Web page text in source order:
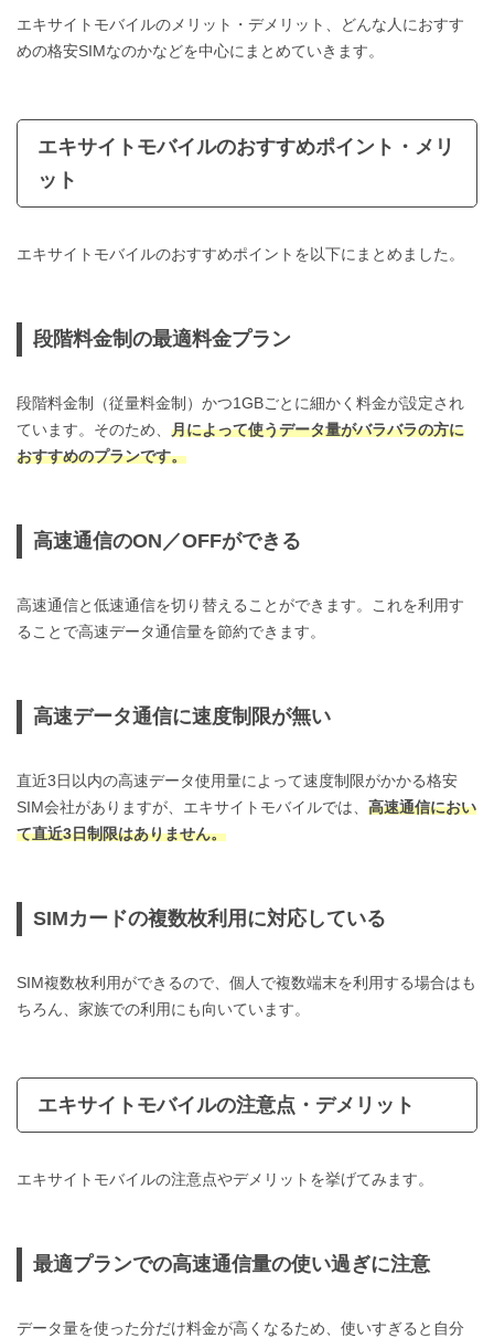
エキサイトモバイルのメリット・デメリット、どんな人におすす
めの格安SIMなのかなどを中心にまとめていきます。
エキサイトモバイルのおすすめポイント・メリ
ット
エキサイトモバイルのおすすめポイントを以下にまとめました。
段階料金制の最適料金プラン
段階料金制（従量料金制）かつ1GBごとに細かく料金が設定され
ています。そのため、 月によって使うデータ量がバラバラの方に
おすすめのプランです。
高速通信のON／OFFができる
高速通信と低速通信を切り替えることができます。これを利用す
ることで高速データ通信量を節約できます。
高速データ通信に速度制限が無い
直近3日以内の高速データ使用量によって速度制限がかかる格安
SIM会社がありますが、エキサイトモバイルでは、 高速通信におい
て直近3日制限はありません。
SIMカードの複数枚利用に対応している
SIM複数枚利用ができるので、個人で複数端末を利用する場合はも
ちろん、家族での利用にも向いています。
エキサイトモバイルの注意点・デメリット
エキサイトモバイルの注意点やデメリットを挙げてみます。
最適プランでの高速通信量の使い過ぎに注意
データ量を使った分だけ料金が高くなるため、使いすぎると自分